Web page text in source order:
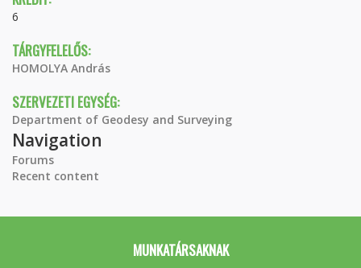
6
TÁRGYFELELŐS:
HOMOLYA András
SZERVEZETI EGYSÉG:
Department of Geodesy and Surveying
Navigation
Forums
Recent content
MUNKATÁRSAKNAK